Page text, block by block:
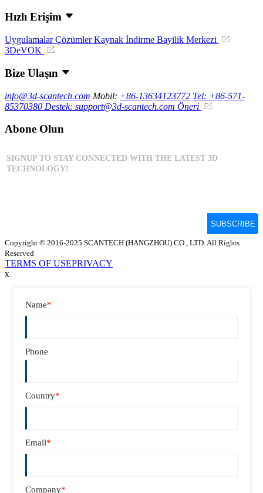
Hızlı Erişim
UygulamalarÇözümlerKaynak İndirme Bayilik Merkezi
3DeVOK
Bize Ulaşın
info@3d-scantech.com Mobil: +86-13634123772 Tel: +86-571-
85370380 Destek: support@3d-scantech.com Öneri
Abone Olun
Copyright © 2016-2025 SCANTECH (HANGZHOU) CO., LTD. All Rights
Reserved
TERMS OF USEPRIVACY
x
Name*
Phone
Country*
Email*
Company*